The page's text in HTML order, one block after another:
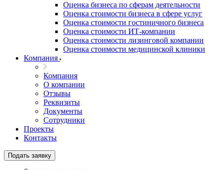
Оценка бизнеса по сферам деятельности
Оценка стоимости бизнеса в сфере услуг
Оценка стоимости гостиничного бизнеса
Оценка стоимости ИТ-компании
Оценка стоимости лизинговой компании
Оценка стоимости медицинской клиники
Компания
Компания
О компании
Отзывы
Реквизиты
Документы
Сотрудники
Проекты
Контакты
Подать заявку
Выберите ваш город